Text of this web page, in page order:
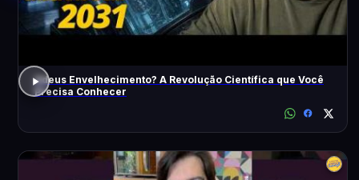
Adeus Envelhecimento? A Revolução Científica que Você
Precisa Conhecer